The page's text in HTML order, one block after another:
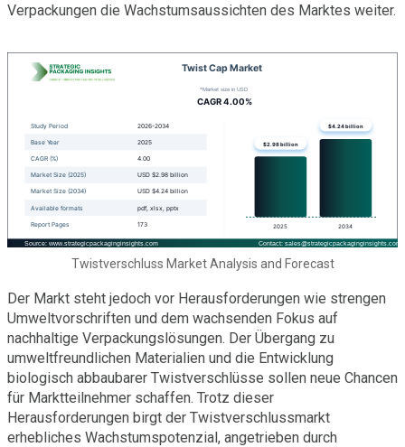
Verpackungen die Wachstumsaussichten des Marktes weiter.
Twistverschluss Market Analysis and Forecast
Der Markt steht jedoch vor Herausforderungen wie strengen
Umweltvorschriften und dem wachsenden Fokus auf
nachhaltige Verpackungslösungen. Der Übergang zu
umweltfreundlichen Materialien und die Entwicklung
biologisch abbaubarer Twistverschlüsse sollen neue Chancen
für Marktteilnehmer schaffen. Trotz dieser
Herausforderungen birgt der Twistverschlussmarkt
erhebliches Wachstumspotenzial, angetrieben durch